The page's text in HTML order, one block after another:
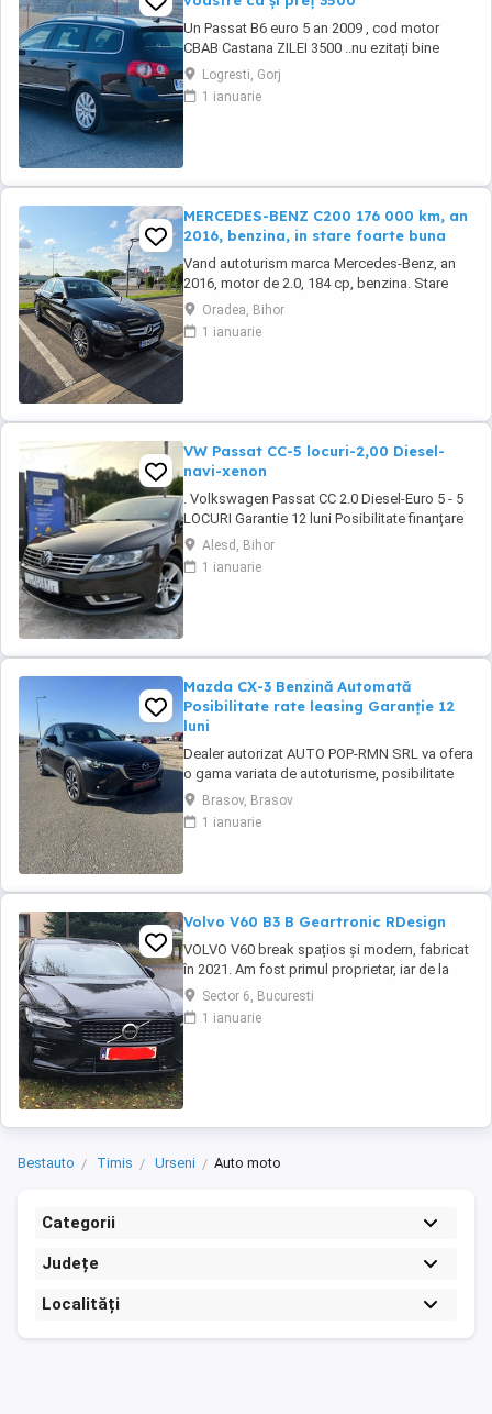
Un Passat B6 euro 5 an 2009 , cod motor
CBAB Castana ZILEI 3500 ..nu ezitați bine
întreținut schimburile făcute la zi nu mai
necesită nici o investiție , ți-ai luat doar cheia
și ai plecat la drum Ce i interesați să îmi lase
Logresti, Gorj
1 ianuarie
MERCEDES-BENZ C200 176 000 km, an
2016, benzina, in stare foarte buna
Vand autoturism marca Mercedes-Benz, an
2016, motor de 2.0, 184 cp, benzina. Stare
tehnică și estetică bună, kilometri reali (
176000). O singură cheie. Tractiune spate.
Masina beneficiază de 2 seturi de anvelope
Oradea, Bihor
1 ianuarie
VW Passat CC-5 locuri-2,00 Diesel-
navi-xenon
. Volkswagen Passat CC 2.0 Diesel-Euro 5 - 5
LOCURI Garantie 12 luni Posibilitate finanțare
persoane fizice juridice PREȚ: 10.950 ușor
negociabil -An:06.2014 -197.000 km (reali și
certificati) ...
Alesd, Bihor
1 ianuarie
Mazda CX-3 Benzină Automată
Posibilitate rate leasing Garanție 12
luni
Dealer autorizat AUTO POP-RMN SRL va ofera
o gama variata de autoturisme, posibilitate
test drive si comenzi. Va asteptam in parcul
nostru pentru vizionari. * Posibilitate finantare,
rate leasing Garantie 12 luni ####FINANTARE-
Brasov, Brasov
1 ianuarie
Volvo V60 B3 B Geartronic RDesign
VOLVO V60 break spațios și modern, fabricat
în 2021. Am fost primul proprietar, iar de la
înmatriculare (octombrie 2021) până la
aducerea în România (iulie 2025) a rulat pe
autostrăzi în Belgia. Este o mașină
Sector 6, Bucuresti
1 ianuarie
Bestauto Timis Urseni Auto moto
Categorii
Județe
Localități